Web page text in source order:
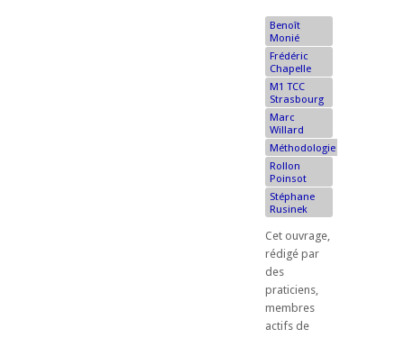
Benoît
Monié
Frédéric
Chapelle
M1 TCC
Strasbourg
Marc
Willard
Méthodologie
Rollon
Poinsot
Stéphane
Rusinek
Cet ouvrage,
rédigé par
des
praticiens,
membres
actifs de